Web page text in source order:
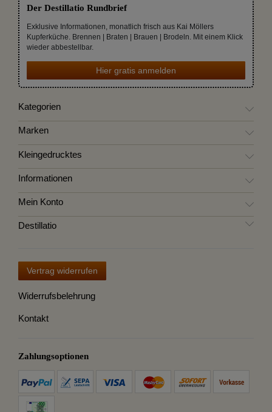
Der Destillatio Rundbrief
Exklusive Informationen, monatlich frisch aus Kai Möllers
Kupferküche. Brennen | Braten | Brauen | Brodeln. Mit einem Klick
wieder abbestellbar.
Hier gratis anmelden
Kategorien
Marken
Kleingedrucktes
Informationen
Mein Konto
Destillatio
Vertrag widerrufen
Widerrufsbelehrung
Kontakt
Zahlungsoptionen